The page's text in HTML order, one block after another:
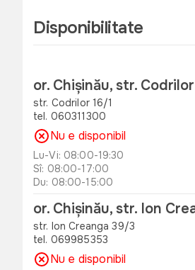
Disponibilitate
or. Chișinău, str.
str. Codrilor 16/1
tel. 060311300
Nu e disponibil
Lu-Vi: 08:00-19:30
Sî: 08:00-17:00
Du: 08:00-15:00
or. Chișinău, str. Ion
str. Ion Creanga 39/3
tel. 069985353
Nu e disponibil